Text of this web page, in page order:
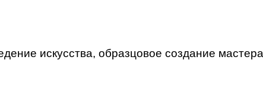
искусства, образцовое создание